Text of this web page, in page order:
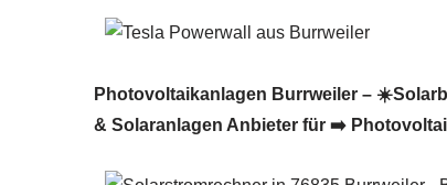
Photovoltaikanlagen Burrweiler –
& Solaranlagen Anbieter für ➡️